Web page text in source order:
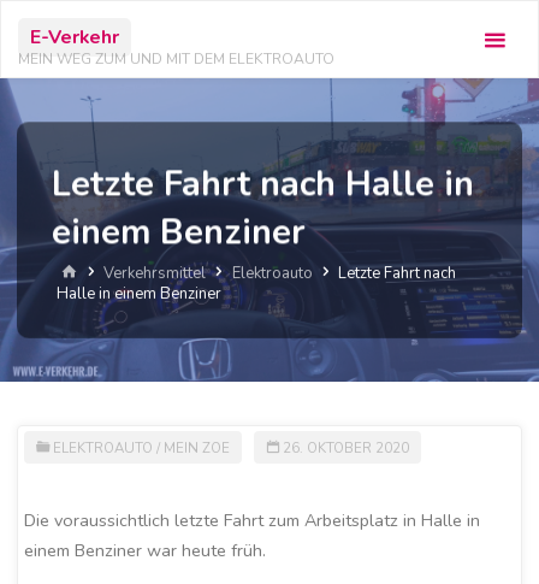
Inhalt
springen
E-Verkehr
MEIN WEG ZUM UND MIT DEM ELEKTROAUTO
Letzte Fahrt nach Halle in
einem Benziner
StartVerkehrsmittel Elektroauto
Letzte Fahrt nach
Halle in einem Benziner
ELEKTROAUTO / MEIN ZOE 26. OKTOBER 2020
Die voraussichtlich letzte Fahrt zum Arbeitsplatz in Halle in
einem Benziner war heute früh.